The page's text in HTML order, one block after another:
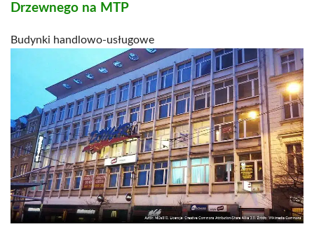
Drzewnego na MTP
Budynki handlowo-usługowe